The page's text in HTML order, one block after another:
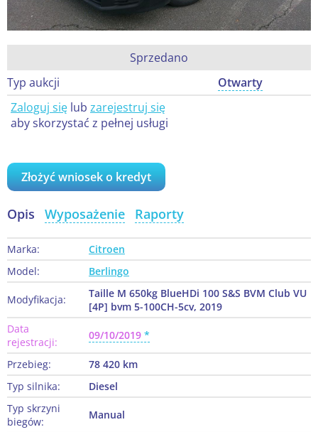
Sprzedano
Typ aukcji
Otwarty
Zaloguj się lub zarejestruj się
aby skorzystać z pełnej usługi
Złożyć wniosek o kredyt
Opis Wyposażenie Raporty
Marka:
Citroen
Model:
Berlingo
Modyfikacja:
Taille M 650kg BlueHDi 100 S&S BVM Club VU
[4P] bvm 5-100CH-5cv, 2019
Data
rejestracji:
09/10/2019
Przebieg:
78 420 km
Typ silnika:
Diesel
Typ skrzyni
biegów:
Manual